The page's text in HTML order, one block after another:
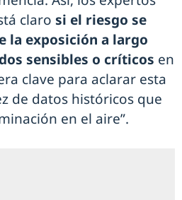
claro si el riesgo se
la exposición a largo
sensibles o críticos en
clave para aclarar esta
de datos históricos que
en el aire”.